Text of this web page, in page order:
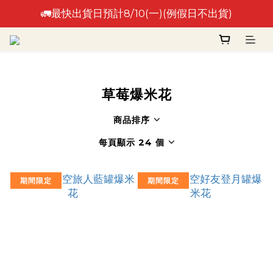
🚛最快出貨日預計8/10(一)(例假日不出貨)
🚛最快出貨日預計8/10(一)(例假日不出貨)
⚠️出貨日非到貨日，實際到貨依物流作業時間為準⚠️
草莓爆米花
商品排序
每頁顯示 24 個
期間限定 期間限定